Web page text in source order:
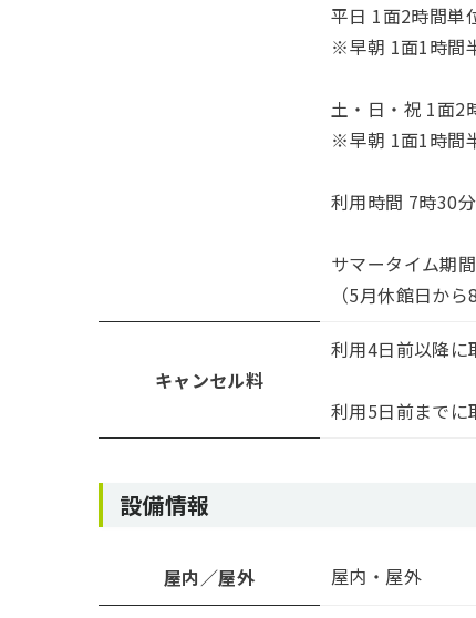
平日 1面2時間単
※早朝 1面1時間
土・日・祝 1面2
※早朝 1面1時間
利用時間 7時30
サマータイム期
（5月休館日から
キャンセル料
利用4日前以降に
利用5日前までに
設備情報
屋内／屋外 屋内・屋外